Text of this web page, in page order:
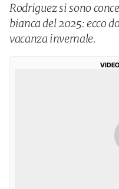
Rodriguez si sono
bianca del 2025: ecco
vacanza invernale.